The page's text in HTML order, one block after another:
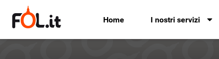
Home I nostri servizi